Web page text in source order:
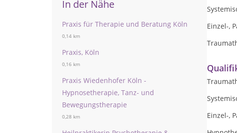
In der Nähe
Praxis für Therapie und Beratung Köln
0,14 km
Praxis, Köln
0,16 km
Praxis Wiedenhofer Köln -
Hypnosetherapie, Tanz- und
Bewegungstherapie
0,28 km
Einzel-,
Einzel-,